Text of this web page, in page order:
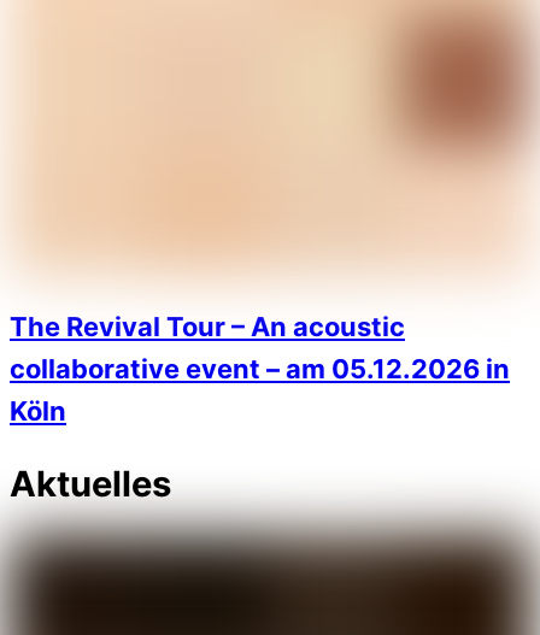
The Revival Tour – An acoustic
collaborative event – am 05.12.2026 in
Köln
Aktuelles